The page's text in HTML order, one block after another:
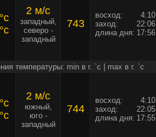
2 м/c
западный,
северо -
западный
743
восход:
4:10
заход:
22:06
длина дня: 17:56
температуры: min в г. `c | max в г. `c
2 м/c
южный,
юго -
западный
744
восход:
4:10
заход:
22:05
длина дня: 17:55